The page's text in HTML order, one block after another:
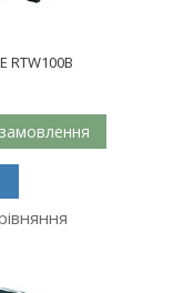
RTW100B